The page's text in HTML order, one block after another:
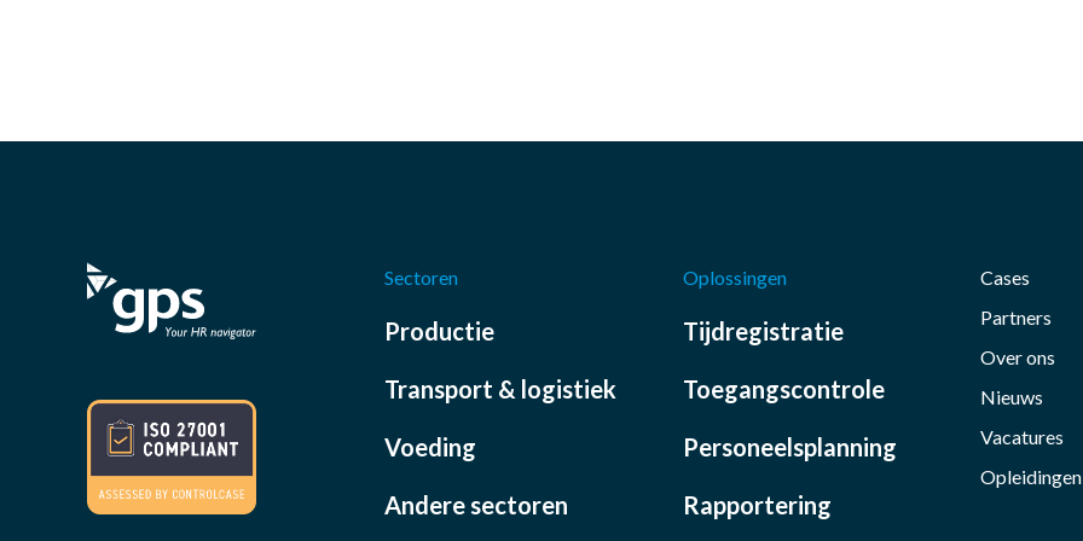
Sectoren
Productie
Transport & logistiek
Voeding
Andere sectoren
Oplossingen
Tijdregistratie
Toegangscontrole
Personeelsplanning
Rapportering
Cases
Partners
Over ons
Nieuws
Vacatures
Opleidingen